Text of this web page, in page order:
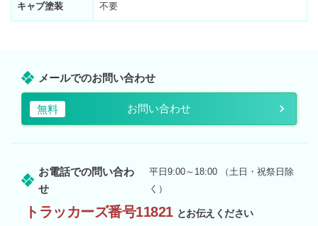
キャブ塗装 不要
メールでのお問い合わせ
無料 お問い合わせ
お電話での問い合わ
せ
平日9:00～18:00 （土日・祝祭日除
く）
トラッカーズ番号11821 とお伝えください